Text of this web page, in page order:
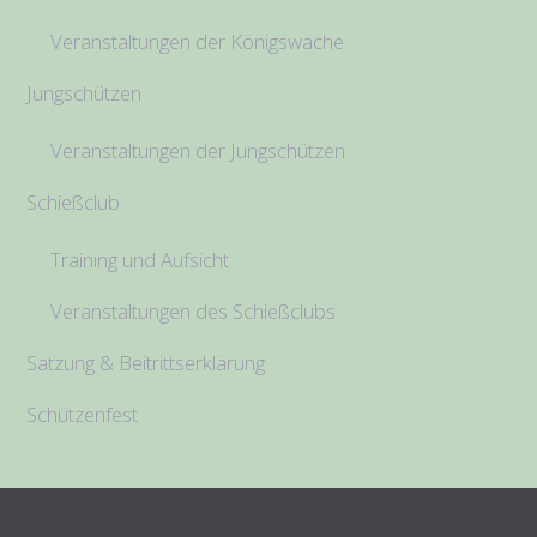
Veranstaltungen der Königswache
Jungschützen
Veranstaltungen der Jungschützen
Schießclub
Training und Aufsicht
Veranstaltungen des Schießclubs
Satzung & Beitrittserklärung
Schützenfest